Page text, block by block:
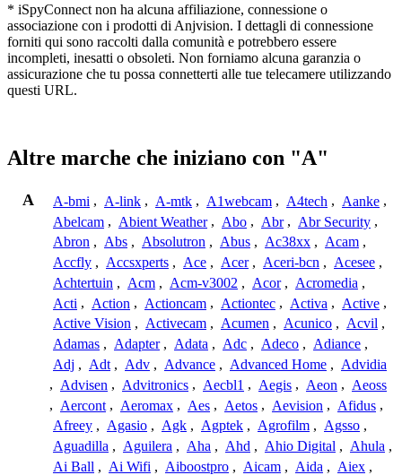
* iSpyConnect non ha alcuna affiliazione, connessione o
associazione con i prodotti di Anjvision. I dettagli di connessione
forniti qui sono raccolti dalla comunità e potrebbero essere
incompleti, inesatti o obsoleti. Non forniamo alcuna garanzia o
assicurazione che tu possa connetterti alle tue telecamere utilizzando
questi URL.
Altre marche che iniziano con "A"
A A-bmi , A-link , A-mtk , A1webcam , A4tech , Aanke ,
Abelcam , Abient Weather , Abo , Abr , Abr Security ,
Abron , Abs , Absolutron , Abus , Ac38xx , Acam ,
Accfly , Accsxperts , Ace , Acer , Aceri-bcn , Acesee ,
Achtertuin , Acm , Acm-v3002 , Acor , Acromedia ,
Acti , Action , Actioncam , Actiontec , Activa , Active ,
Active Vision , Activecam , Acumen , Acunico , Acvil ,
Adamas , Adapter , Adata , Adc , Adeco , Adiance ,
Adj , Adt , Adv , Advance , Advanced Home , Advidia
, Advisen , Advitronics , Aecbl1 , Aegis , Aeon , Aeoss
, Aercont , Aeromax , Aes , Aetos , Aevision , Afidus ,
Afreey , Agasio , Agk , Agptek , Agrofilm , Agsso ,
Aguadilla , Aguilera , Aha , Ahd , Ahio Digital , Ahula ,
Ai Ball , Ai Wifi , Aiboostpro , Aicam , Aida , Aiex ,